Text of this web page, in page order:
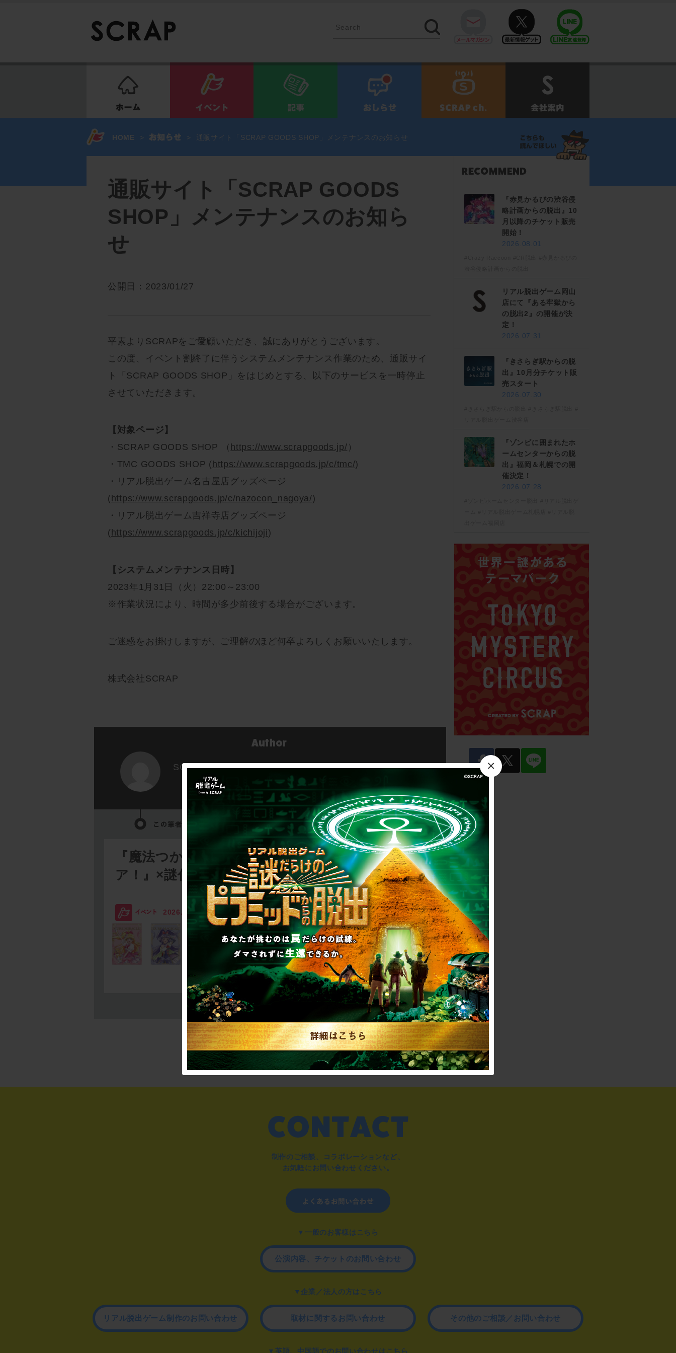
×
twitter
HOME > > 通販サイト「SCRAP GOODS SHOP」メンテナンスのお知らせ
通販サイト「SCRAP GOODS
SHOP」メンテナンスのお知ら
せ
公開日：2023/01/27
平素よりSCRAPをご愛顧いただき、誠にありがとうございます。
この度、イベント割終了に伴うシステムメンテナンス作業のため、通販サイ
ト「SCRAP GOODS SHOP」をはじめとする、以下のサービスを一時停止
させていただきます。
【対象ページ】
・SCRAP GOODS SHOP （ https://www.scrapgoods.jp/ ）
・TMC GOODS SHOP ( https://www.scrapgoods.jp/c/tmc/)
・リアル脱出ゲーム名古屋店グッズページ
( https://www.scrapgoods.jp/c/nazocon_nagoya/)
・リアル脱出ゲーム吉祥寺店グッズページ
( https://www.scrapgoods.jp/c/kichijoji)
【システムメンテナンス日時】
2023年1月31日（火）22:00～23:00
※作業状況により、時間が多少前後する場合がございます。
ご迷惑をお掛けしますが、ご理解のほど何卒よろしくお願いいたします。
株式会社SCRAP
SCRAP
『魔法つかいプリキュ
ア！』×謎付きクリ…
2026.08.03SCRAP
【2026年7月】告知解
禁された新作一…
2026.07.31SCRAP
#告知解禁された新作一覧
『赤見かるびの渋谷侵
略計画からの脱出』10
月以降のチケット販売
開始！
2026.08.01
リアル脱出ゲーム岡山
店にて『ある牢獄から
の脱出2』の開催が決
定！
2026.07.31
『きさらぎ駅からの脱
出』10月分チケット販
売スタート
2026.07.30
『ゾンビに囲まれたホ
ームセンターからの脱
出』福岡＆札幌での開
催決定！
2026.07.28
facebook twitter
制作のご相談、コラボレーションなど、
お気軽にお問い合わせください。
▼一般のお客様はこちら
公演内容、チケットのお問い合わせ
▼企業／法人の方はこちら
リアル脱出ゲーム制作のお問い合わせ 取材に関するお問い合わせ その他のご相談／お問い合わせ
▼英語、中国語でのお問い合わせはこちら